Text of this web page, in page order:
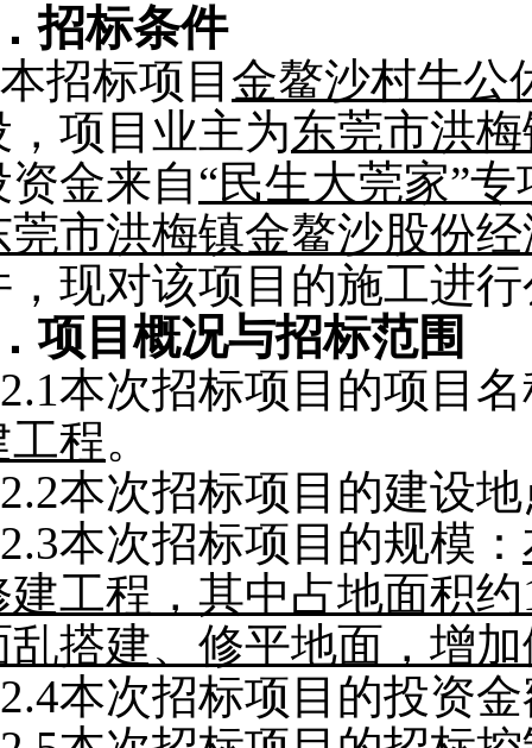
招标条件
本招标项目 金鳌沙村牛公
，项目业主为东莞市洪
资金来自“民生大莞家”
莞市洪梅镇金鳌沙股份
，现对该项目的施工进
项目概况与招标范围
2.1本次招标项目的项目
工程。
2.2本次招标项目的建设
2.3本次招标项目的规模：
建工程，其中占地面积
乱搭建、修平地面，增
2.4本次招标项目的投资